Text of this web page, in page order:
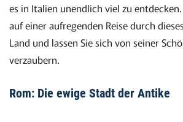
es in Italien unendlich viel zu
auf einer aufregenden Reise durch
Land und lassen Sie sich von seiner
verzaubern.
Rom: Die ewige Stadt der Antike